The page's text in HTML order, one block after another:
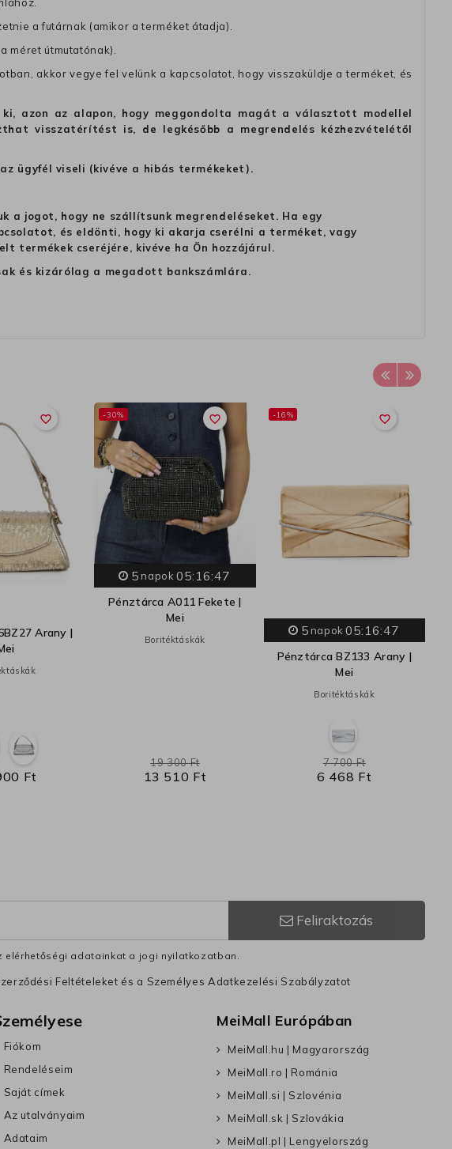
a futárnak (amikor a terméket átadja).
méret útmutatónak).
akkor vegye fel velünk a kapcsolatot, hogy visszaküldje a terméket, és
azon az alapon, hogy meggondolta magát a választott modellel
visszatérítést is, de legkésőbb a megrendelés kézhezvételétől
ügyfél viseli (kivéve a hibás termékeket).
jogot, hogy ne szállítsunk megrendeléseket. Ha egy
és eldönti, hogy ki akarja cserélni a terméket, vagy
termékek cseréjére, kivéve ha Ön hozzájárul.
és kizárólag a megadott bankszámlára.
favorite_border
Arany |
Ft
favorite_border
-30%
5 napok05:16:47
Pénztárca A011 Fekete |
Mei
Boritéktáskák
13 510 Ft
19 300 Ft
favorite_border
-16%
5napok 05:16:47
Pénztárca BZ133 Arany |
Mei
Boritéktáskák
6 468 Ft
7 700 Ft
Feliraktozás
elérhetőségi adatainkat a jogi nyilatkozatban.
Feltételeket és a Személyes Adatkezelési Szabályzatot
Fiókom
Rendeléseim
Saját címek
Az utalványaim
Adataim
MeiMall Európában
MeiMall.hu | Magyarország
MeiMall.ro | Románia
MeiMall.si | Szlovénia
MeiMall.sk | Szlovákia
MeiMall.pl | Lengyelország